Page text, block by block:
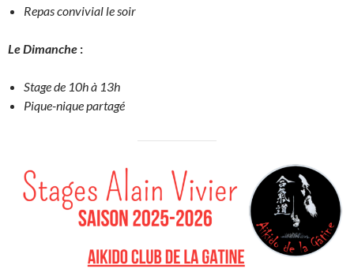
Repas convivial le soir
Le Dimanche :
Stage de 10h à 13h
Pique-nique partagé